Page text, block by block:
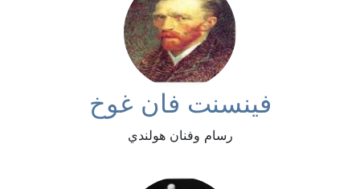
فينسنت فان غوخ
رسام وفنان هولندي